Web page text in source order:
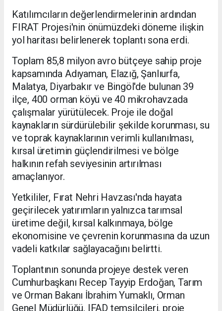
Katılımcıların değerlendirmelerinin ardından
FIRAT Projesi'nin önümüzdeki döneme ilişkin
yol haritası belirlenerek toplantı sona erdi.
Toplam 85,8 milyon avro bütçeye sahip proje
kapsamında Adıyaman, Elazığ, Şanlıurfa,
Malatya, Diyarbakır ve Bingöl'de bulunan 39
ilçe, 400 orman köyü ve 40 mikrohavzada
çalışmalar yürütülecek. Proje ile doğal
kaynakların sürdürülebilir şekilde korunması, su
ve toprak kaynaklarının verimli kullanılması,
kırsal üretimin güçlendirilmesi ve bölge
halkının refah seviyesinin artırılması
amaçlanıyor.
Yetkililer, Fırat Nehri Havzası'nda hayata
geçirilecek yatırımların yalnızca tarımsal
üretime değil, kırsal kalkınmaya, bölge
ekonomisine ve çevrenin korunmasına da uzun
vadeli katkılar sağlayacağını belirtti.
Toplantının sonunda projeye destek veren
Cumhurbaşkanı Recep Tayyip Erdoğan, Tarım
ve Orman Bakanı İbrahim Yumaklı, Orman
Genel Müdürlüğü, IFAD temsilcileri, proje